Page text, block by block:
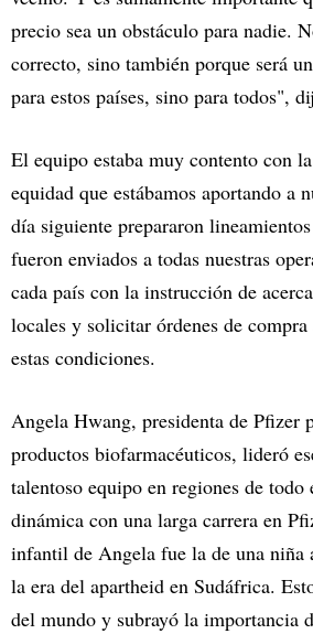
precio sea un obstáculo para nadie.
correcto, sino también porque será
para estos países, sino para todos",
El equipo estaba muy contento con
equidad que estábamos aportando a
día siguiente prepararon
fueron enviados a todas nuestras
cada país con la instrucción de
locales y solicitar órdenes de
estas condiciones.
Angela Hwang, presidenta de Pfizer
productos biofarmacéuticos, lideró
talentoso equipo en regiones de
dinámica con una larga carrera en
infantil de Angela fue la de una niña
la era del apartheid en Sudáfrica.
del mundo y subrayó la importancia